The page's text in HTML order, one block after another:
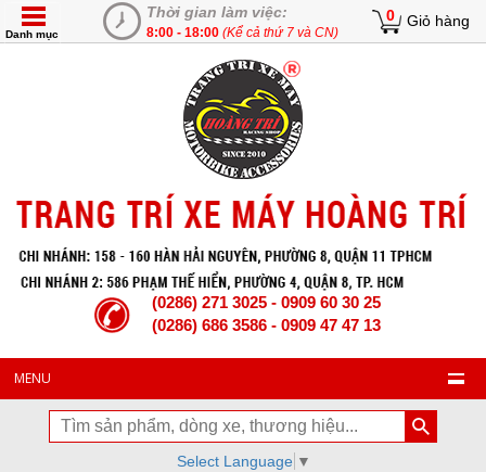
Thời gian làm việc:
8:00 - 18:00 (Kể cả thứ 7 và CN)
0 Giỏ hàng
Danh mục
(0286) 271 3025 - 0909 60 30 25
(0286) 686 3586 - 0909 47 47 13
MENU
Select Language ▼